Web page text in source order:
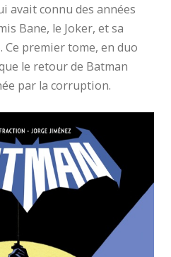
avait connu des années
Bane, le Joker, et sa
premier tome, en duo
le retour de Batman
par la corruption.